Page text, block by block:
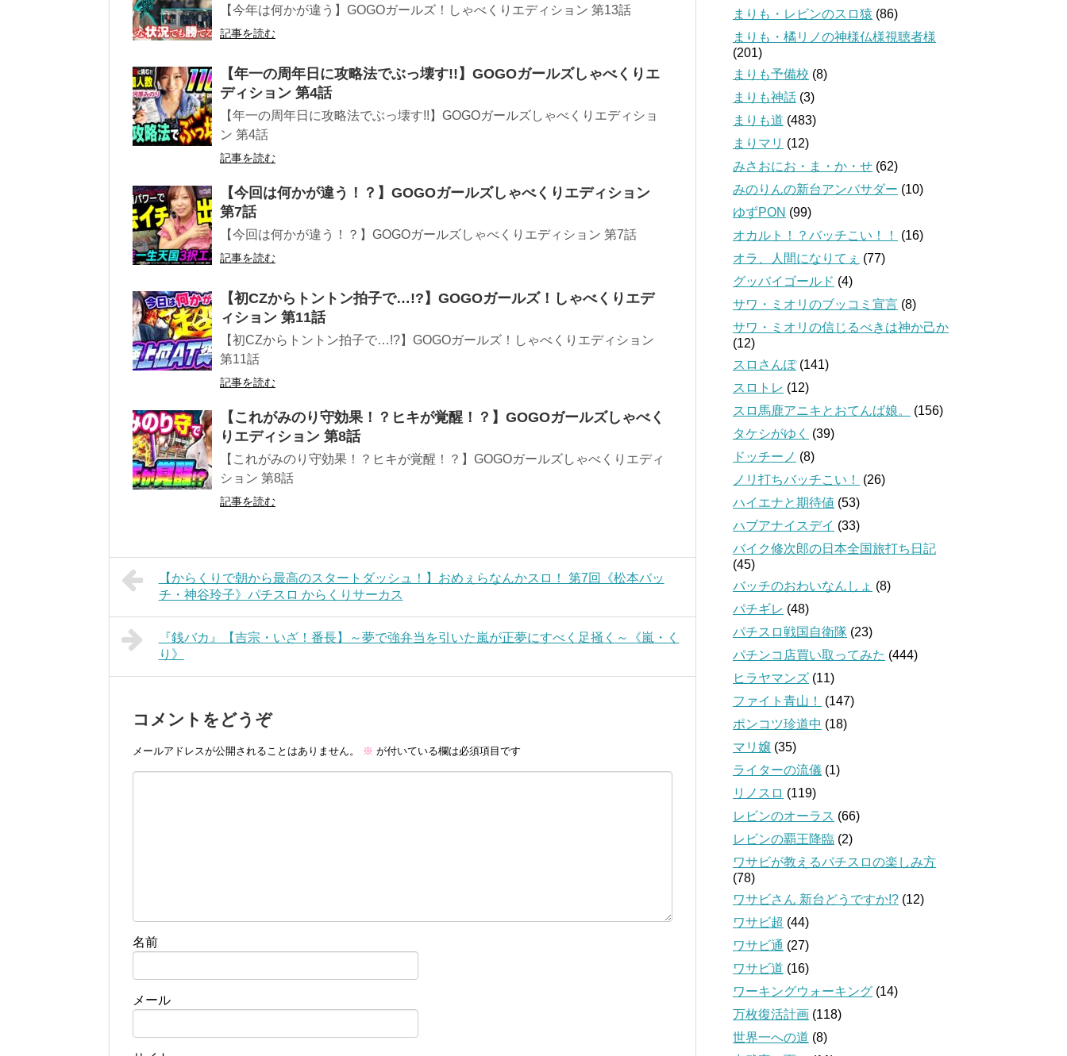
【今年は何かが違う】GOGOガールズ！しゃべくりエディション 第13話
記事を読む
【年一の周年日に攻略法でぶっ壊す!!】GOGOガールズしゃべくりエ
ディション 第4話
【年一の周年日に攻略法でぶっ壊す!!】GOGOガールズしゃべくりエディショ
ン 第4話
記事を読む
【今回は何かが違う！？】GOGOガールズしゃべくりエディション
第7話
【今回は何かが違う！？】GOGOガールズしゃべくりエディション 第7話
記事を読む
【初CZからトントン拍子で…!?】GOGOガールズ！しゃべくりエデ
ィション 第11話
【初CZからトントン拍子で…!?】GOGOガールズ！しゃべくりエディション
第11話
記事を読む
【これがみのり守効果！？ヒキが覚醒！？】GOGOガールズしゃべく
りエディション 第8話
【これがみのり守効果！？ヒキが覚醒！？】GOGOガールズしゃべくりエディ
ション 第8話
記事を読む
【からくりで朝から最高のスタートダッシュ！】おめぇらなんかスロ！ 第7回《松本バッ
チ・神谷玲子》パチスロ からくりサーカス
『銭バカ』【吉宗・いざ！番長】～夢で強弁当を引いた嵐が正夢にすべく足掻く～《嵐・く
り》
コメントをどうぞ
メールアドレスが公開されることはありません。 ※ が付いている欄は必須項目です
名前
メール
まりも・レビンのスロ猿 (86)
まりも・橘リノの神様仏様視聴者様
(201)
まりも予備校 (8)
まりも神話 (3)
まりも道 (483)
まりマリ (12)
みさおにお・ま・か・せ (62)
みのりんの新台アンバサダー (10)
ゆずPON (99)
オカルト！？バッチこい！！
(16)
オラ、人間になりてぇ (77)
グッバイゴールド (4)
サワ・ミオリのブッコミ宣言 (8)
サワ・ミオリの信じるべきは神か己か
(12)
スロさんぽ(141)
スロトレ (12)
スロ馬鹿アニキとおてんば娘。
(156)
タケシがゆく
(39)
ドッチーノ (8)
ノリ打ちバッチこい！
(26)
ハイエナと期待値 (53)
ハブアナイスデイ (33)
バイク修次郎の日本全国旅打ち日記
(45)
バッチのおわいなんしょ (8)
パチギレ (48)
パチスロ戦国自衛隊 (23)
パチンコ店買い取ってみた (444)
ヒラヤマンズ (11)
ファイト青山！
(147)
ポンコツ珍道中 (18)
マリ嬢 (35)
ライターの流儀 (1)
リノスロ (119)
レビンのオーラス (66)
レビンの覇王降臨 (2)
ワサビが教えるパチスロの楽しみ方
(78)
ワサビさん 新台どうですか!? (12)
ワサビ超 (44)
ワサビ通 (27)
ワサビ道 (16)
ワーキングウォーキング (14)
万枚復活計画 (118)
世界一への道 (8)